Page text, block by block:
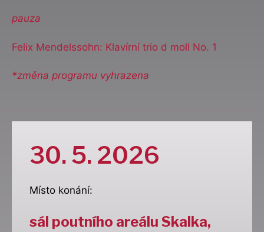
pauza
Felix Mendelssohn: Klavírní trio d moll No. 1
*změna programu vyhrazena
30. 5. 2026
Místo konání:
sál poutního areálu Skalka,